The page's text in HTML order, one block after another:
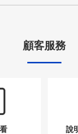
顧客服務
說